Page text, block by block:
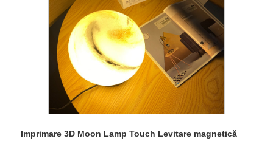
Imprimare 3D Moon Lamp Touch Levitare magnetică